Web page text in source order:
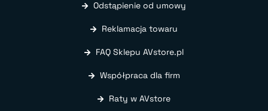
Odstąpienie od umowy
Reklamacja towaru
FAQ Sklepu AVstore.pl
Współpraca dla firm
Raty w AVstore